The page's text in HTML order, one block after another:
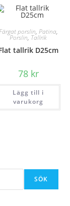
porslin, Patina,
Porslin, Tallrik
tallrik D25cm
78 kr
Lägg till i
varukorg
SÖK